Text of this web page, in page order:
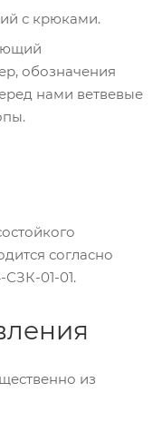
с крюками.
обозначения
нами ветвевые
согласно
01-01.
из